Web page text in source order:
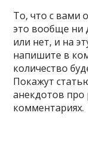
То, что с вами
это вообще ни
или нет, и на
напишите в
количество
Покажут
анекдотов про
комментариях.